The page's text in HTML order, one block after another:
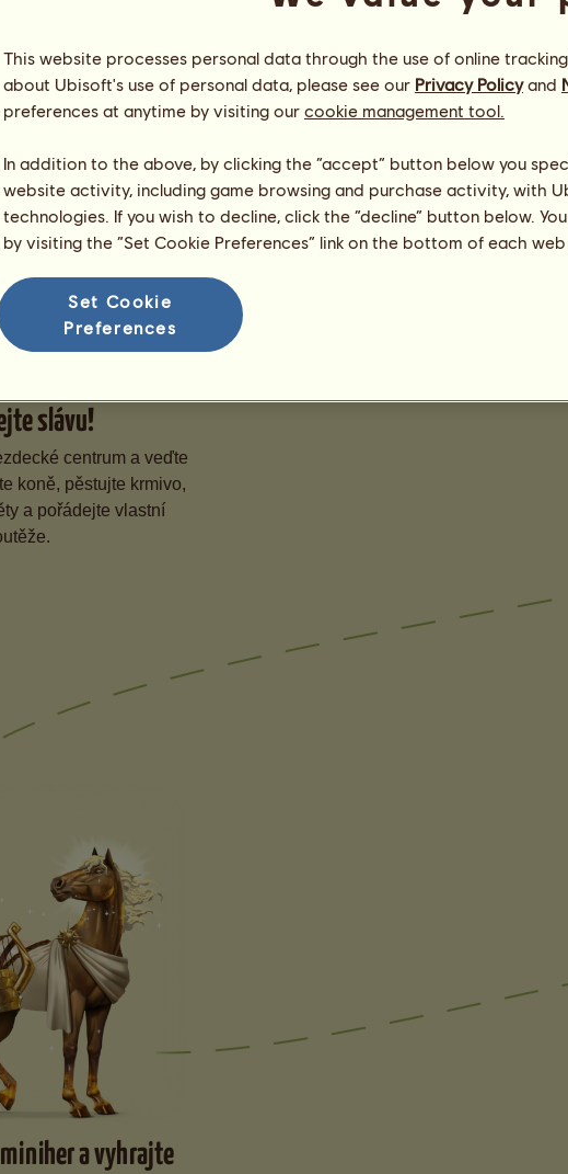
centrum
slávu!
centrum a veďte
koně, pěstujte krmivo,
a pořádejte vlastní
a vyhrajte
This website processes personal data through the use of online
about Ubisoft's use of personal data, please see our Privacy Policyand
preferences at anytime by visiting our cookie management tool.
In addition to the above, by clicking the “accept” button below you
website activity, including game browsing and purchase activity, with
technologies. If you wish to decline, click the “decline” button below.
by visiting the “Set Cookie Preferences” link on the bottom of each web
Set Cookie
Preferences